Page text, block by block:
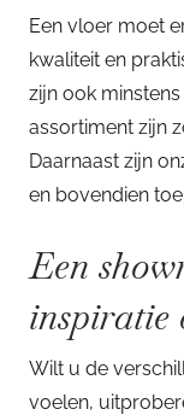
Een vloer moet
kwaliteit en
zijn ook
assortiment zijn
Daarnaast zijn
en bovendien
Een
inspiratie
Wilt u de
voelen,